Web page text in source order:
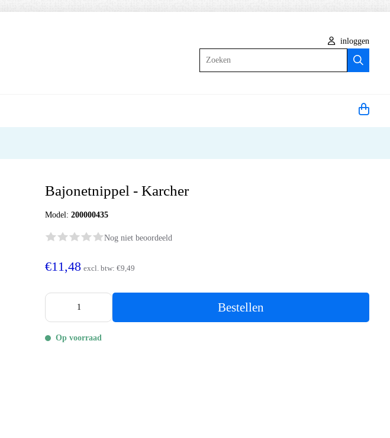
inloggen
Bajonetnippel - Karcher
Model:200000435
Nog niet beoordeeld
€11,48 excl. btw:€9,49
Bestellen
Op voorraad